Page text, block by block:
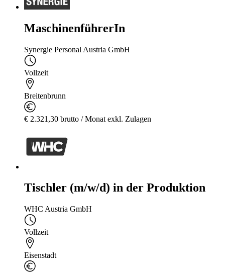
MaschinenführerIn
Synergie Personal Austria GmbH
Vollzeit
Breitenbrunn
€ 2.321,30 brutto / Monat exkl. Zulagen
Tischler (m/w/d) in der Produktion
WHC Austria GmbH
Vollzeit
Eisenstadt